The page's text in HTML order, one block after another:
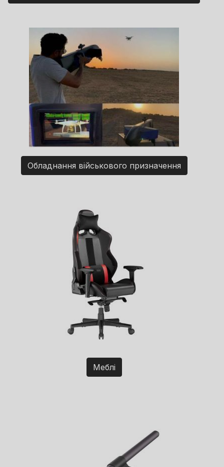
Обладнання військового призначення
Меблі